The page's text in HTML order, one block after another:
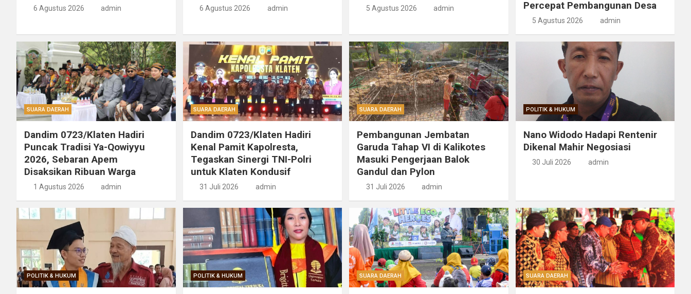
6 Agustus 2026 admin 6 Agustus 2026 admin 5 Agustus 2026 admin
Percepat Pembangunan Desa
5 Agustus 2026 admin
SUARA DAERAH
Dandim 0723/Klaten Hadiri
Puncak Tradisi Ya-Qowiyyu
2026, Sebaran Apem
Disaksikan Ribuan Warga
1 Agustus 2026 admin
SUARA DAERAH
Dandim 0723/Klaten Hadiri
Kenal Pamit Kapolresta,
Tegaskan Sinergi TNI-Polri
untuk Klaten Kondusif
31 Juli 2026 admin
SUARA DAERAH
Pembangunan Jembatan
Garuda Tahap VI di Kalikotes
Masuki Pengerjaan Balok
Gandul dan Pylon
31 Juli 2026 admin
POLITIK & HUKUM
Nano Widodo Hadapi Rentenir
Dikenal Mahir Negosiasi
30 Juli 2026 admin
POLITIK & HUKUM POLITIK & HUKUM SUARA DAERAH SUARA DAERAH